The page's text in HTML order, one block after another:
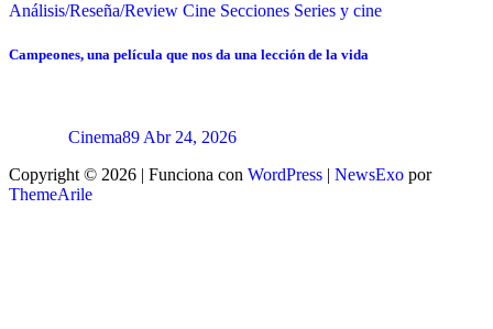
Análisis/Reseña/Review Cine Secciones Series y cine
Campeones, una película que nos da una lección de la vida
Cinema89 Abr 24, 2026
Copyright © 2026 | Funciona con WordPress | NewsExo por
ThemeArile